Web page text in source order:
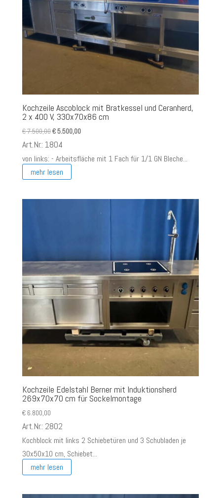
Kochzeile Ascoblock mit Bratkessel und Ceranherd,
2 x 400 V, 330x70x86 cm
€7.500,00Ursprünglicher
Preis
€ 7.500,00
€5.500,00Aktueller
Art.Nr.: 1804
von links: - Arbeitsfläche mit 1 Fach für 1/1 GN Bleche...
mehr lesen
Kochzeile Edelstahl Berner mit Induktionsherd
269x70x70 cm für Sockelmontage
€6.800,00
Art.Nr.: 2802
Kochblock mit links 2 Schiebetüren und 3 Schubladen je
30x50x10 cm, Schiebet...
mehr lesen